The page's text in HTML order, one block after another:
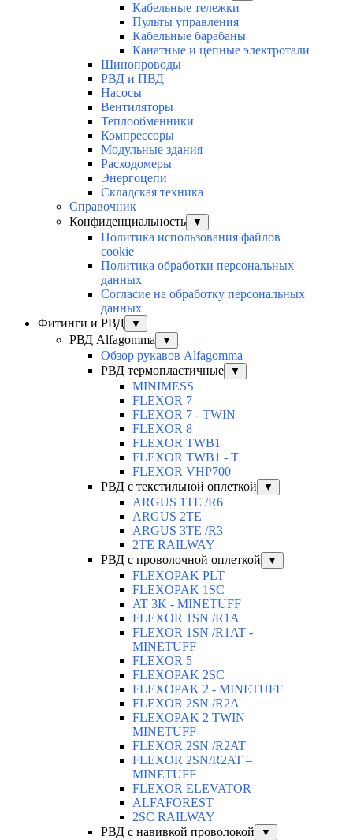
Кабельные тележки
Пульты управления
Кабельные барабаны
Канатные и цепные электротали
Шинопроводы
РВД и ПВД
Насосы
Вентиляторы
Теплообменники
Компрессоры
Модульные здания
Расходомеры
Энергоцепи
Складская техника
Справочник
Конфиденциальность
▼
Политика использования файлов
cookie
Политика обработки персональных
данных
Согласие на обработку персональных
данных
Фитинги и РВД
▼
РВД Alfagomma ▼
Обзор рукавов Alfagomma
РВД термопластичные
▼
MINIMESS
FLEXOR 7
FLEXOR 7 - TWIN
FLEXOR 8
FLEXOR TWB1
FLEXOR TWB1 - T
FLEXOR VHP700
РВД с текстильной оплеткой
▼
ARGUS 1TE /R6
ARGUS 2TЕ
ARGUS 3TE /R3
2TE RAILWAY
РВД с проволочной оплеткой
▼
FLEXOPAK PLT
FLEXOPAK 1SС
AT 3K - MINETUFF
FLEXOR 1SN /R1A
FLEXOR 1SN /R1AT -
MINETUFF
FLEXOR 5
FLEXOPAK 2SС
FLEXOPAK 2 - MINETUFF
FLEXOR 2SN /R2A
FLEXOPAK 2 TWIN –
MINETUFF
FLEXOR 2SN /R2AT
FLEXOR 2SN/R2AT –
MINETUFF
FLEXOR ELEVATOR
ALFAFOREST
2SC RAILWAY
РВД с навивкой проволокой
▼